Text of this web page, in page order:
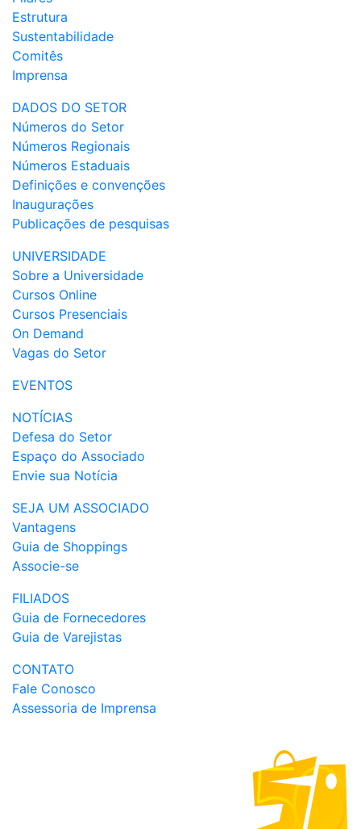
Estrutura
Sustentabilidade
Comitês
Imprensa
DADOS DO SETOR
Números do Setor
Números Regionais
Números Estaduais
Definições e convenções
Inaugurações
Publicações de pesquisas
UNIVERSIDADE
Sobre a Universidade
Cursos Online
Cursos Presenciais
On Demand
Vagas do Setor
EVENTOS
NOTÍCIAS
Defesa do Setor
Espaço do Associado
Envie sua Notícia
SEJA UM ASSOCIADO
Vantagens
Guia de Shoppings
Associe-se
FILIADOS
Guia de Fornecedores
Guia de Varejistas
CONTATO
Fale Conosco
Assessoria de Imprensa